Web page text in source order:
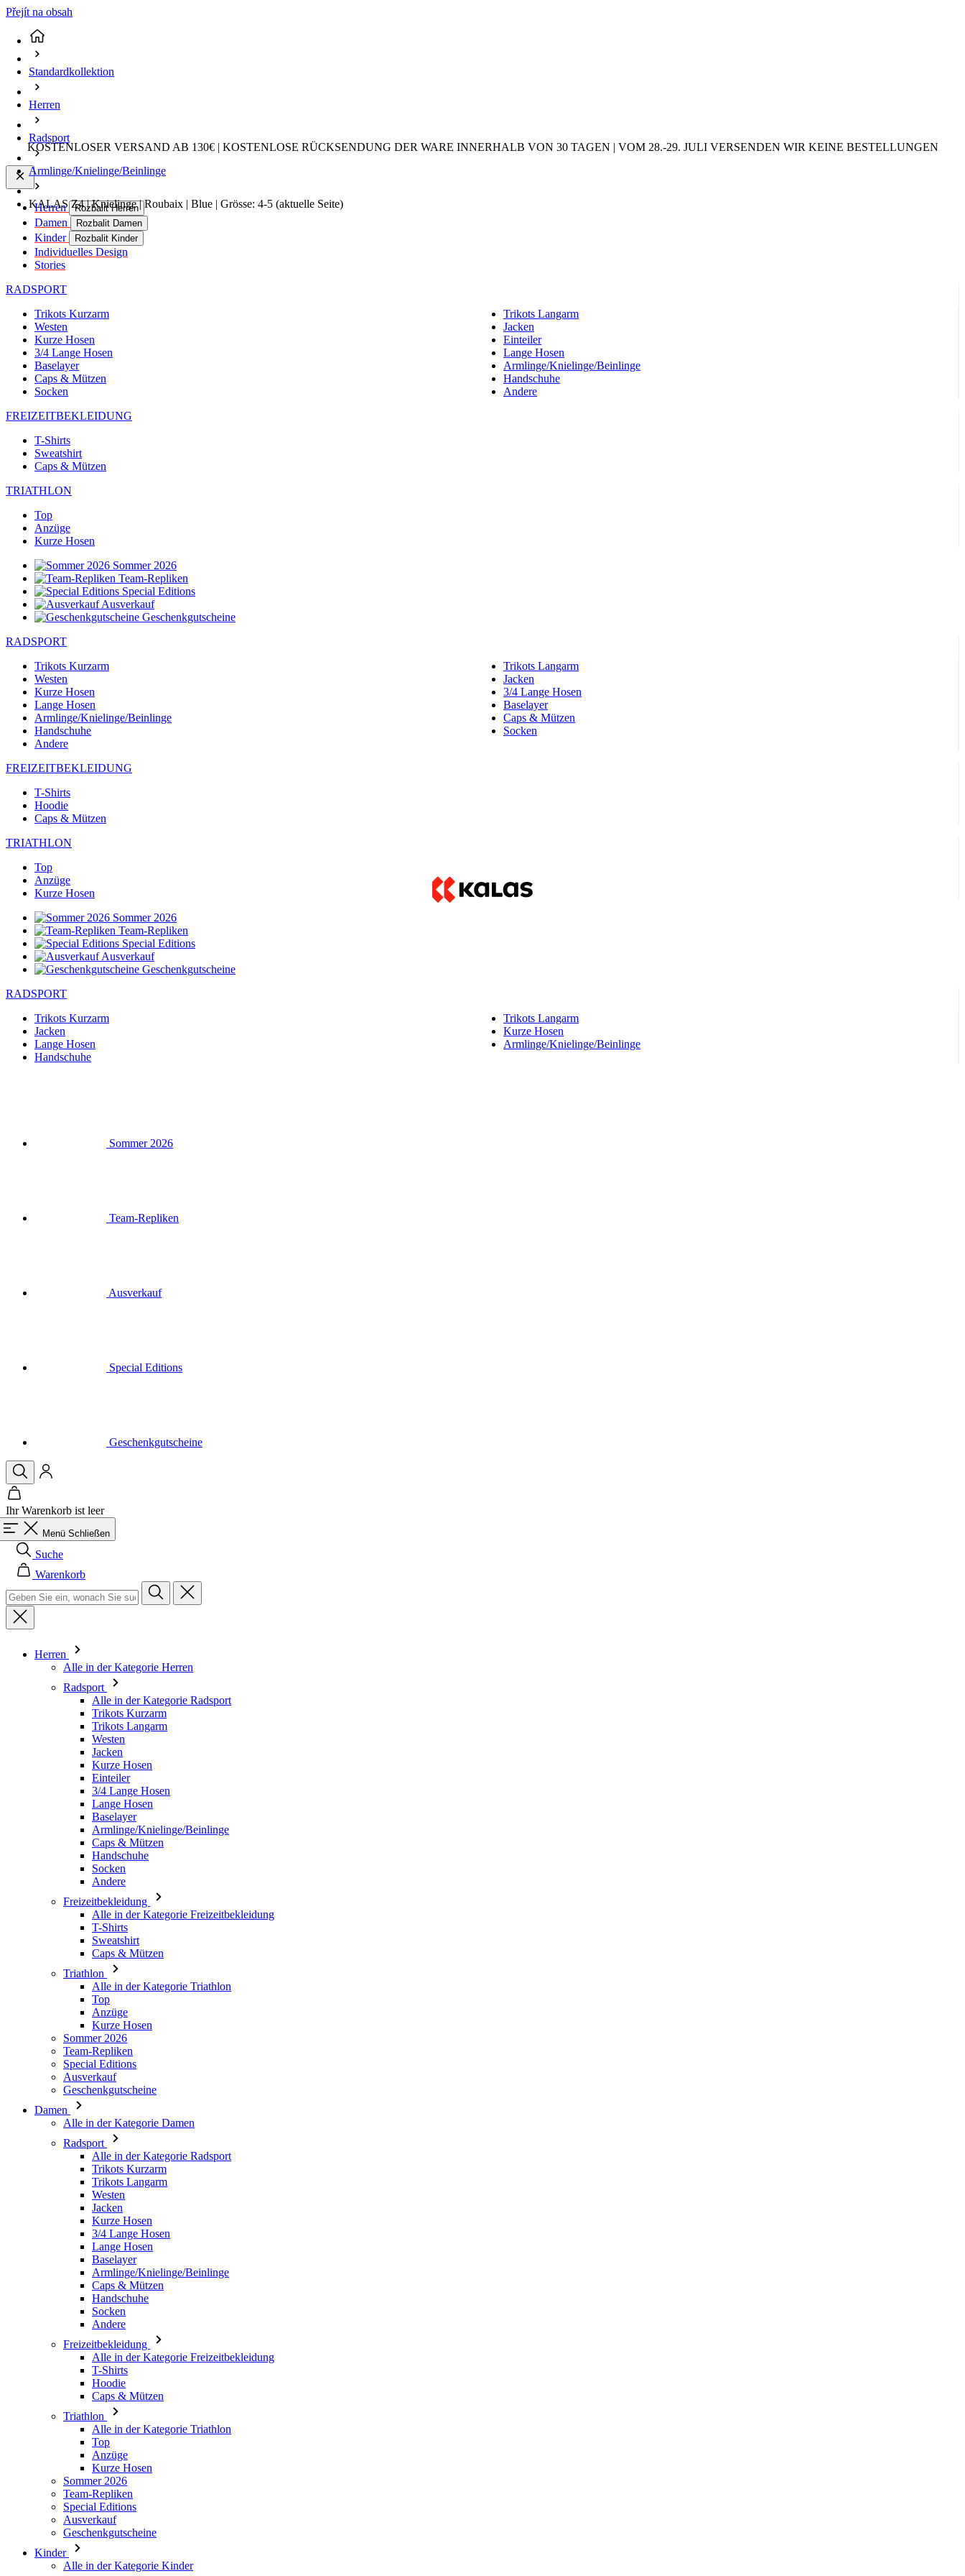
Přejít na obsah
KOSTENLOSER VERSAND AB 130€ | KOSTENLOSE RÜCKSENDUNG DER WARE INNERHALB VON 30 TAGEN | VOM 28.-29. JULI VERSENDEN WIR KEINE BESTELLUNGEN
Herren Rozbalit Herren
Damen Rozbalit Damen
Kinder Rozbalit Kinder
Individuelles Design
Stories
RADSPORT
Trikots Kurzarm
Trikots Langarm
Westen
Jacken
Kurze Hosen
Einteiler
3/4 Lange Hosen
Lange Hosen
Baselayer
Armlinge/Knielinge/Beinlinge
Caps & Mützen
Handschuhe
Socken
Andere
FREIZEITBEKLEIDUNG
T-Shirts
Sweatshirt
Caps & Mützen
TRIATHLON
Top
Anzüge
Kurze Hosen
Sommer 2026
Team-Repliken
Special Editions
Ausverkauf
Geschenkgutscheine
RADSPORT
Trikots Kurzarm
Trikots Langarm
Westen
Jacken
Kurze Hosen
3/4 Lange Hosen
Lange Hosen
Baselayer
Armlinge/Knielinge/Beinlinge
Caps & Mützen
Handschuhe
Socken
Andere
FREIZEITBEKLEIDUNG
T-Shirts
Hoodie
Caps & Mützen
TRIATHLON
Top
Anzüge
Kurze Hosen
Sommer 2026
Team-Repliken
Special Editions
Ausverkauf
Geschenkgutscheine
RADSPORT
Trikots Kurzarm
Trikots Langarm
Jacken
Kurze Hosen
Lange Hosen
Armlinge/Knielinge/Beinlinge
Handschuhe
Ihr Warenkorb ist leer
Menü
Warenkorb
Herren
Alle in der Kategorie Herren
Trikots Langarm
Westen
Jacken
Kurze Hosen
Einteiler
3/4 Lange Hosen
Lange Hosen
Baselayer
Armlinge/Knielinge/Beinlinge
Caps & Mützen
Handschuhe
Socken
Andere
Freizeitbekleidung
Alle in der Kategorie Freizeitbekleidung
T-Shirts
Sweatshirt
Caps & Mützen
Triathlon
Alle in der Kategorie Triathlon
Top
Anzüge
Kurze Hosen
Sommer 2026
Team-Repliken
Special Editions
Ausverkauf
Geschenkgutscheine
Damen
Alle in der Kategorie Damen
Radsport
Alle in der Kategorie Radsport
Trikots Langarm
Westen
Jacken
Kurze Hosen
3/4 Lange Hosen
Lange Hosen
Baselayer
Armlinge/Knielinge/Beinlinge
Caps & Mützen
Handschuhe
Socken
Andere
Freizeitbekleidung
Alle in der Kategorie Freizeitbekleidung
T-Shirts
Hoodie
Caps & Mützen
Triathlon
Alle in der Kategorie Triathlon
Top
Anzüge
Kurze Hosen
Sommer 2026
Team-Repliken
Special Editions
Ausverkauf
Geschenkgutscheine
Kinder
Alle in der Kategorie Kinder
Radsport
Alle in der Kategorie Radsport
Trikots Langarm
Standardkollektion
Herren
Radsport
Armlinge/Knielinge/Beinlinge
KALAS Z4 | Knielinge | Roubaix | Blue | Grösse: 4-5 (aktuelle Seite)